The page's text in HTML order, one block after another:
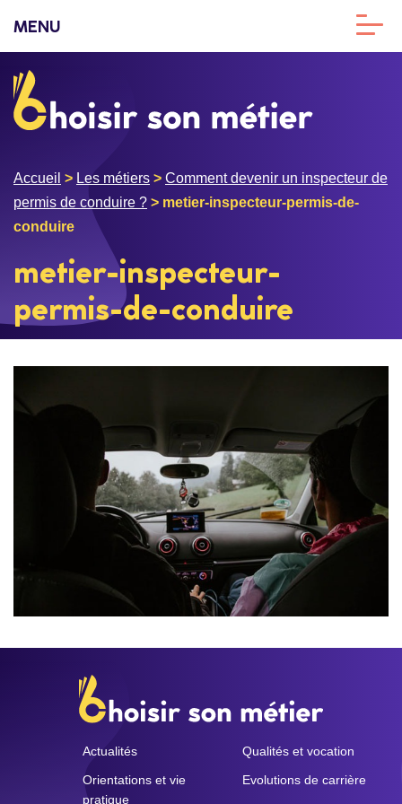
MENU
Accueil > Les métiers > Comment devenir un inspecteur de
permis de conduire ? > metier-inspecteur-permis-de-
conduire
metier-inspecteur-
permis-de-conduire
Actualités
Orientations et vie
pratique
Qualités et vocation
Evolutions de carrière